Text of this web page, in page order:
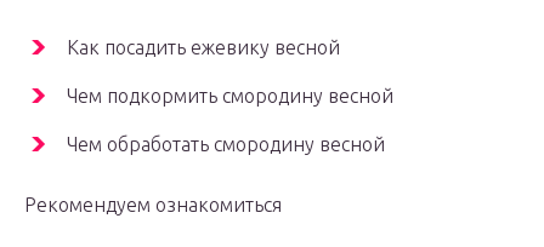
Как посадить ежевику весной
Чем подкормить смородину весной
Чем обработать смородину весной
Рекомендуем ознакомиться